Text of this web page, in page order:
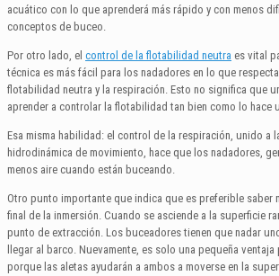
acuático con lo que aprenderá más rápido y con menos
conceptos de buceo.
Por otro lado, el control de la flotabilidad neutra es vital
técnica es más fácil para los nadadores en lo que
flotabilidad neutra y la respiración. Esto no significa que
aprender a controlar la flotabilidad tan bien como lo hace
Esa misma habilidad: el control de la respiración, unido a
hidrodinámica de movimiento, hace que los nadadores,
menos aire cuando están buceando.
Otro punto importante que indica que es preferible saber
final de la inmersión. Cuando se asciende a la superficie
punto de extracción. Los buceadores tienen que nadar
llegar al barco. Nuevamente, es solo una pequeña ventaja
porque las aletas ayudarán a ambos a moverse en la